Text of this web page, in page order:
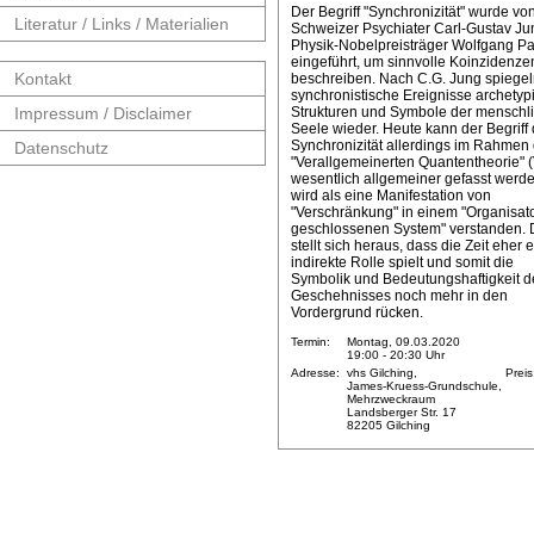
Literatur / Links / Materialien
Kontakt
Impressum / Disclaimer
Datenschutz
Der Begriff "Synchronizität" wurde
Schweizer Psychiater Carl-Gustav
Physik-Nobelpreisträger Wolfgang
eingeführt, um sinnvolle
beschreiben. Nach C.G. Jung
synchronistische Ereignisse
Strukturen und Symbole der
Seele wieder. Heute kann der Begriff
Synchronizität allerdings im Rahmen
"Verallgemeinerten Quantentheorie"
wesentlich allgemeiner gefasst
wird als eine Manifestation von
"Verschränkung" in einem
geschlossenen System" verstanden.
stellt sich heraus, dass die Zeit eher
indirekte Rolle spielt und somit die
Symbolik und Bedeutungshaftigkeit
Geschehnisses noch mehr in den
Vordergrund rücken.
Termin:
Montag, 09.03.2020
19:00 - 20:30 Uhr
Adresse:
vhs Gilching,
James-Kruess-Grundschule,
Mehrzweckraum
Landsberger Str. 17
82205 Gilching